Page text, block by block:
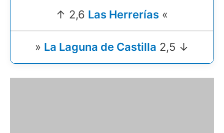
↑ 2,6 Las Herrerías «
» La Laguna de Castilla 2,5 ↓